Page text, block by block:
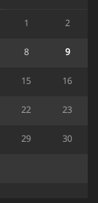
1 2
8 9
15 16
22 23
29 30